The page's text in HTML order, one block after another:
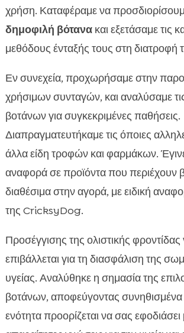
χρήση. Καταφέραμε να
δημοφιλή βότανακαι εξετάσαμε τις
μεθόδους ένταξής τους στη διατροφή
Εν συνεχεία, προχωρήσαμε στην
χρήσιμων συνταγών, και αναλύσαμε
βοτάνων για συγκεκριμένες παθήσεις.
Διαπραγματευτήκαμε τις όποιες
άλλα είδη τροφών και φαρμάκων.
αναφορά σε προϊόντα που περιέχουν
διαθέσιμα στην αγορά, με ειδική
της CricksyDog.
Προσέγγισης της ολιστικής φροντίδας
επιβάλλεται για τη διασφάλιση της
υγείας. Αναλύθηκε η σημασία της
βοτάνων, αποφεύγοντας
ενότητα προορίζεται να σας εφοδιάσει